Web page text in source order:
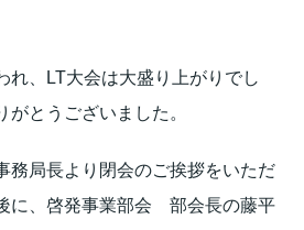
れ、LT大会は大盛り上がりでし
がとうございました。
務局長より閉会のご挨拶をいただ
に、啓発事業部会 部会長の藤平